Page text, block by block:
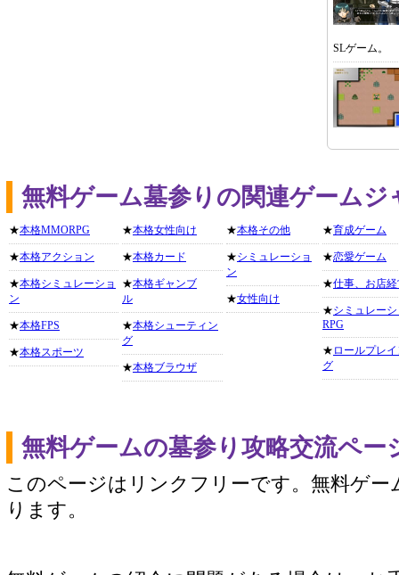
SLゲーム。
無料ゲーム墓参りの関連ゲームジ
★本格MMORPG
★本格アクション
★本格シミュレーショ
ン
★本格FPS
★本格スポーツ
★本格女性向け
★本格カード
★本格ギャンブ
ル
★本格シューティン
グ
★本格ブラウザ
★本格その他
★シミュレーショ
ン
★女性向け
★育成ゲーム
★恋愛ゲーム
★仕事、お店
★シミュレー
RPG
★ ロールプレ
グ
無料ゲームの墓参り攻略交流ペー
このページはリンクフリーです。無料ゲー
ります。